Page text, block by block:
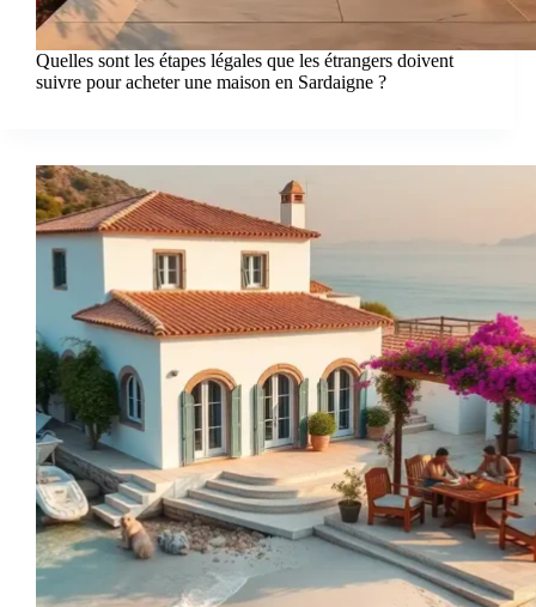
Quelles sont les étapes légales que les étrangers doivent
suivre pour acheter une maison en Sardaigne ?